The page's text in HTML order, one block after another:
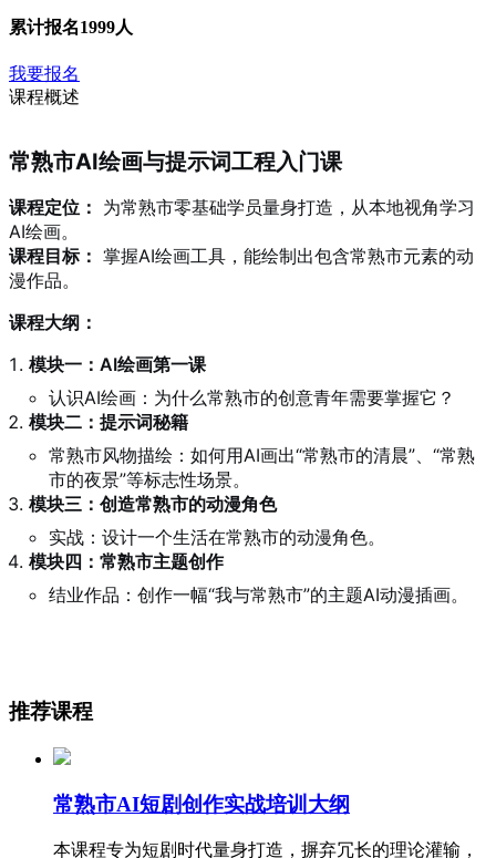
累计报名1999人
我要报名
课程概述
常熟市AI绘画与提示词工程入门课
课程定位： 为常熟市零基础学员量身打造，从本地视角学习
AI绘画。
课程目标： 掌握AI绘画工具，能绘制出包含常熟市元素的动
漫作品。
课程大纲：
模块一：AI绘画第一课
认识AI绘画：为什么常熟市的创意青年需要掌握它？
模块二：提示词秘籍
常熟市风物描绘：如何用AI画出“常熟市的清晨”、“常熟
市的夜景”等标志性场景。
模块三：创造常熟市的动漫角色
实战：设计一个生活在常熟市的动漫角色。
模块四：常熟市主题创作
结业作品：创作一幅“我与常熟市”的主题AI动漫插画。
推荐课程
常熟市AI短剧创作实战培训大纲
本课程专为短剧时代量身打造，摒弃冗长的理论灌输，